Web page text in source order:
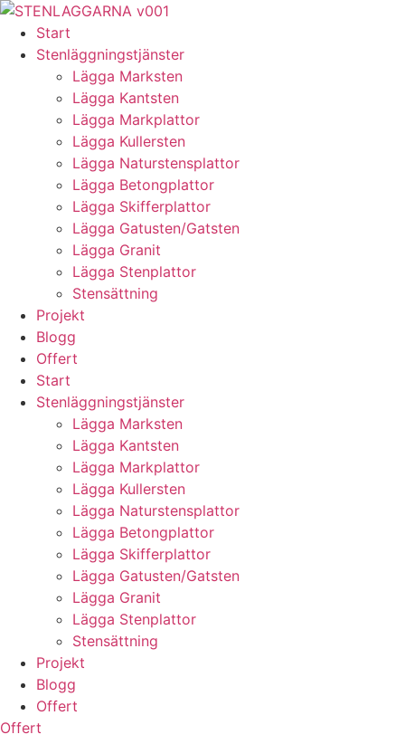
Skip
content
Start
Stenläggningstjänster
Lägga Marksten
Lägga Kantsten
Lägga Markplattor
Lägga Kullersten
Lägga Naturstensplattor
Lägga Betongplattor
Lägga Skifferplattor
Lägga Gatusten/Gatsten
Lägga Granit
Lägga Stenplattor
Stensättning
Projekt
Blogg
Offert
Start
Stenläggningstjänster
Lägga Marksten
Lägga Kantsten
Lägga Markplattor
Lägga Kullersten
Lägga Naturstensplattor
Lägga Betongplattor
Lägga Skifferplattor
Lägga Gatusten/Gatsten
Lägga Granit
Lägga Stenplattor
Stensättning
Projekt
Blogg
Offert
Offert